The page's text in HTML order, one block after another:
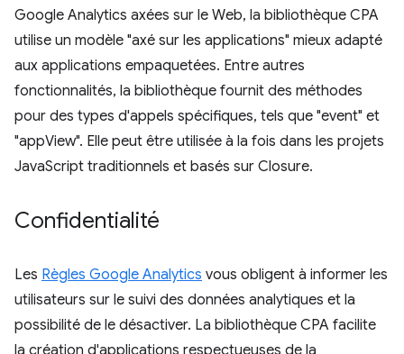
Google Analytics axées sur le Web, la bibliothèque CPA
utilise un modèle "axé sur les applications" mieux adapté
aux applications empaquetées. Entre autres
fonctionnalités, la bibliothèque fournit des méthodes
pour des types d'appels spécifiques, tels que "event" et
"appView". Elle peut être utilisée à la fois dans les projets
JavaScript traditionnels et basés sur Closure.
Confidentialité
Les Règles Google Analytics vous obligent à informer les
utilisateurs sur le suivi des données analytiques et la
possibilité de le désactiver. La bibliothèque CPA facilite
la création d'applications respectueuses de la